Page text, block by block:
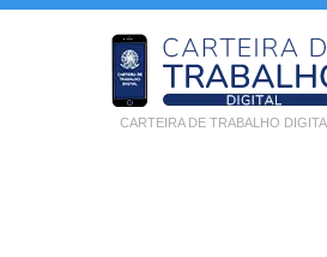
CARTEIRA DE TRABALHO